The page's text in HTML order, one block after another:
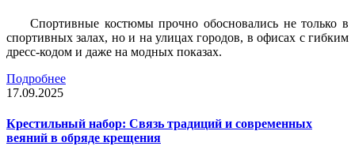
Спортивные костюмы прочно обосновались не только в
спортивных залах, но и на улицах городов, в офисах с гибким
дресс-кодом и даже на модных показах.
Подробнее
17.09.2025
Крестильный набор: Связь традиций и современных
веяний в обряде крещения